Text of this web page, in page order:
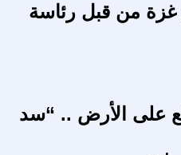
غزة من قبل رئاسة
على الأرض .. “سد